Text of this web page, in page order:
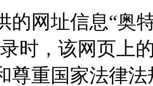
的网址信息“奥
时，该网页上
尊重国家法律